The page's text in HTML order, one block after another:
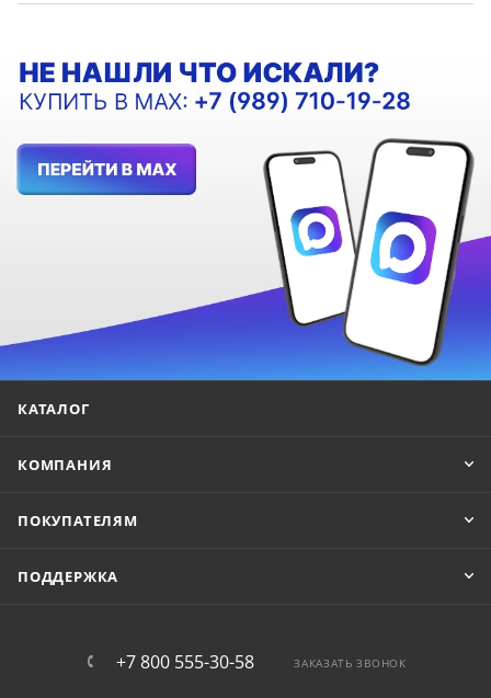
КАТАЛОГ
КОМПАНИЯ
ПОКУПАТЕЛЯМ
ПОДДЕРЖКА
+7 800 555-30-58 ЗАКАЗАТЬ ЗВОНОК